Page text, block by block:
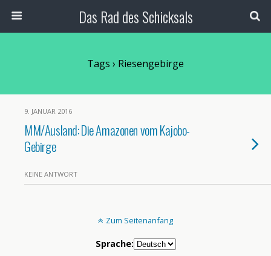
Das Rad des Schicksals
Tags › Riesengebirge
9. JANUAR 2016
MM/Ausland: Die Amazonen vom Kajobo-
Gebirge
KEINE ANTWORT
Zum Seitenanfang
Sprache: